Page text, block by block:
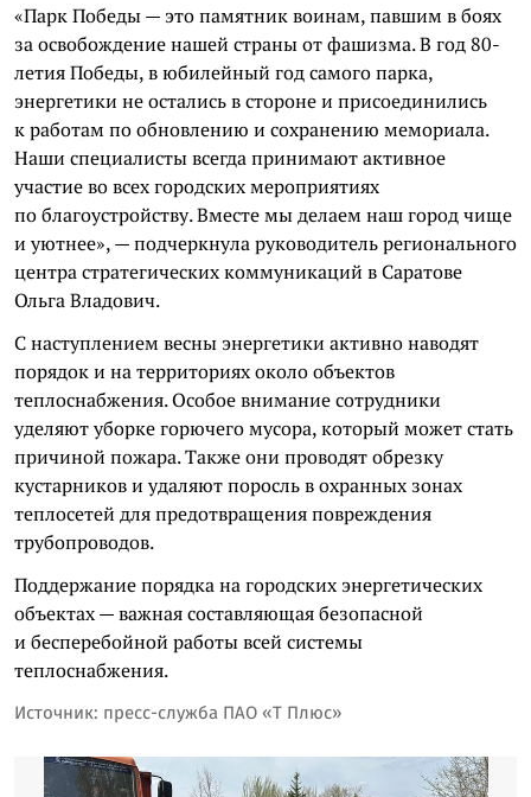
«Парк Победы — это памятник воинам, павшим в боях
за освобождение нашей страны от фашизма. В год 80-
летия Победы, в юбилейный год самого парка,
энергетики не остались в стороне и присоединились
к работам по обновлению и сохранению мемориала.
Наши специалисты всегда принимают активное
участие во всех городских мероприятиях
по благоустройству. Вместе мы делаем наш город чище
и уютнее», — подчеркнула руководитель регионального
центра стратегических коммуникаций в Саратове
Ольга Владович.
С наступлением весны энергетики активно наводят
порядок и на территориях около объектов
теплоснабжения. Особое внимание сотрудники
уделяют уборке горючего мусора, который может стать
причиной пожара. Также они проводят обрезку
кустарников и удаляют поросль в охранных зонах
теплосетей для предотвращения повреждения
трубопроводов.
Поддержание порядка на городских энергетических
объектах — важная составляющая безопасной
и бесперебойной работы всей системы
теплоснабжения.
Источник: пресс-служба ПАО «Т Плюс»